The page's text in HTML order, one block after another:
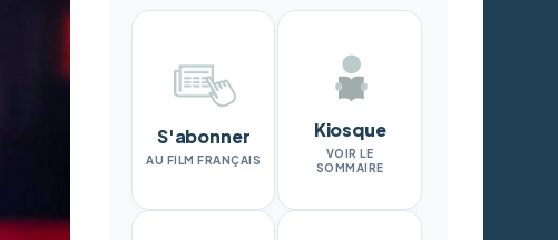
S'abonner
AU FILM FRANÇAIS
Kiosque
VOIR LE
SOMMAIRE